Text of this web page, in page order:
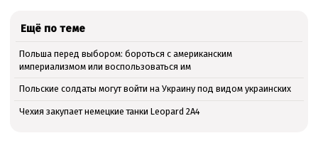
Ещё по теме
Польша перед выбором: бороться с американским
империализмом или воспользоваться им
Польские солдаты могут войти на Украину под видом украинских
Чехия закупает немецкие танки Leopard 2A4